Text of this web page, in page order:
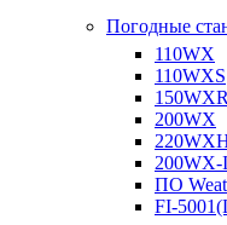
Погодные
110WX
110WXS
200WX
200WX-
ПО
FI-